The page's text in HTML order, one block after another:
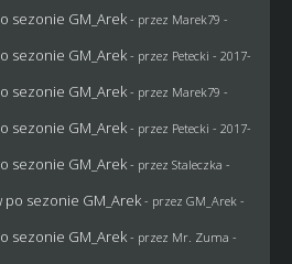
sezonie GM_Arek - przez Marek79 -
sezonie GM_Arek - przez Petecki - 2017-
sezonie GM_Arek - przez Marek79 -
sezonie GM_Arek - przez Petecki - 2017-
sezonie GM_Arek - przez Staleczka -
po sezonie GM_Arek - przez GM_Arek -
sezonie GM_Arek - przez Mr. Zuma -